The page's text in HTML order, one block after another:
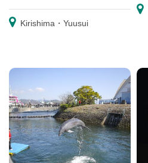
Kirishima・Yuusui